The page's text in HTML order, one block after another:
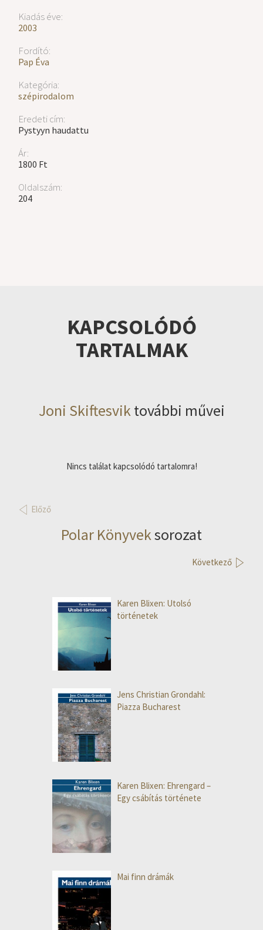
Kiadás éve:
2003
Fordító:
Pap Éva
Kategória:
szépirodalom
Eredeti cím:
Pystyyn haudattu
Ár:
1800 Ft
Oldalszám:
204
KAPCSOLÓDÓ
TARTALMAK
Joni Skiftesvik további művei
Nincs találat kapcsolódó tartalomra!
Előző
Polar Könyveksorozat
Következő
Karen Blixen: Utolsó
történetek
Jens Christian Grondahl:
Piazza Bucharest
Karen Blixen: Ehrengard –
Egy csábítás története
Mai finn drámák